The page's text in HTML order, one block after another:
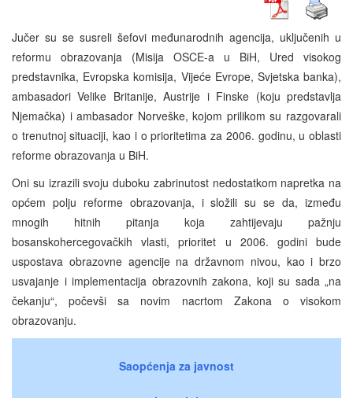
Jučer su se susreli šefovi međunarodnih agencija, uključenih u
reformu obrazovanja (Misija OSCE-a u BiH, Ured visokog
predstavnika, Evropska komisija, Vijeće Evrope, Svjetska banka),
ambasadori Velike Britanije, Austrije i Finske (koju predstavlja
Njemačka) i ambasador Norveške, kojom prilikom su razgovarali
o trenutnoj situaciji, kao i o prioritetima za 2006. godinu, u oblasti
reforme obrazovanja u BiH.
Oni su izrazili svoju duboku zabrinutost nedostatkom napretka na
općem polju reforme obrazovanja, i složili su se da, između
mnogih hitnih pitanja koja zahtijevaju pažnju
bosanskohercegovačkih vlasti, prioritet u 2006. godini bude
uspostava obrazovne agencije na državnom nivou, kao i brzo
usvajanje i implementacija obrazovnih zakona, koji su sada „na
čekanju“, počevši sa novim nacrtom Zakona o visokom
obrazovanju.
Saopćenja za javnost